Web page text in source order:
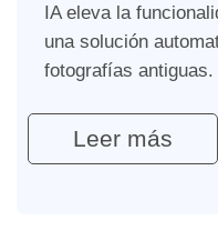
IA eleva la
una solución
fotografías antiguas.
Leer más